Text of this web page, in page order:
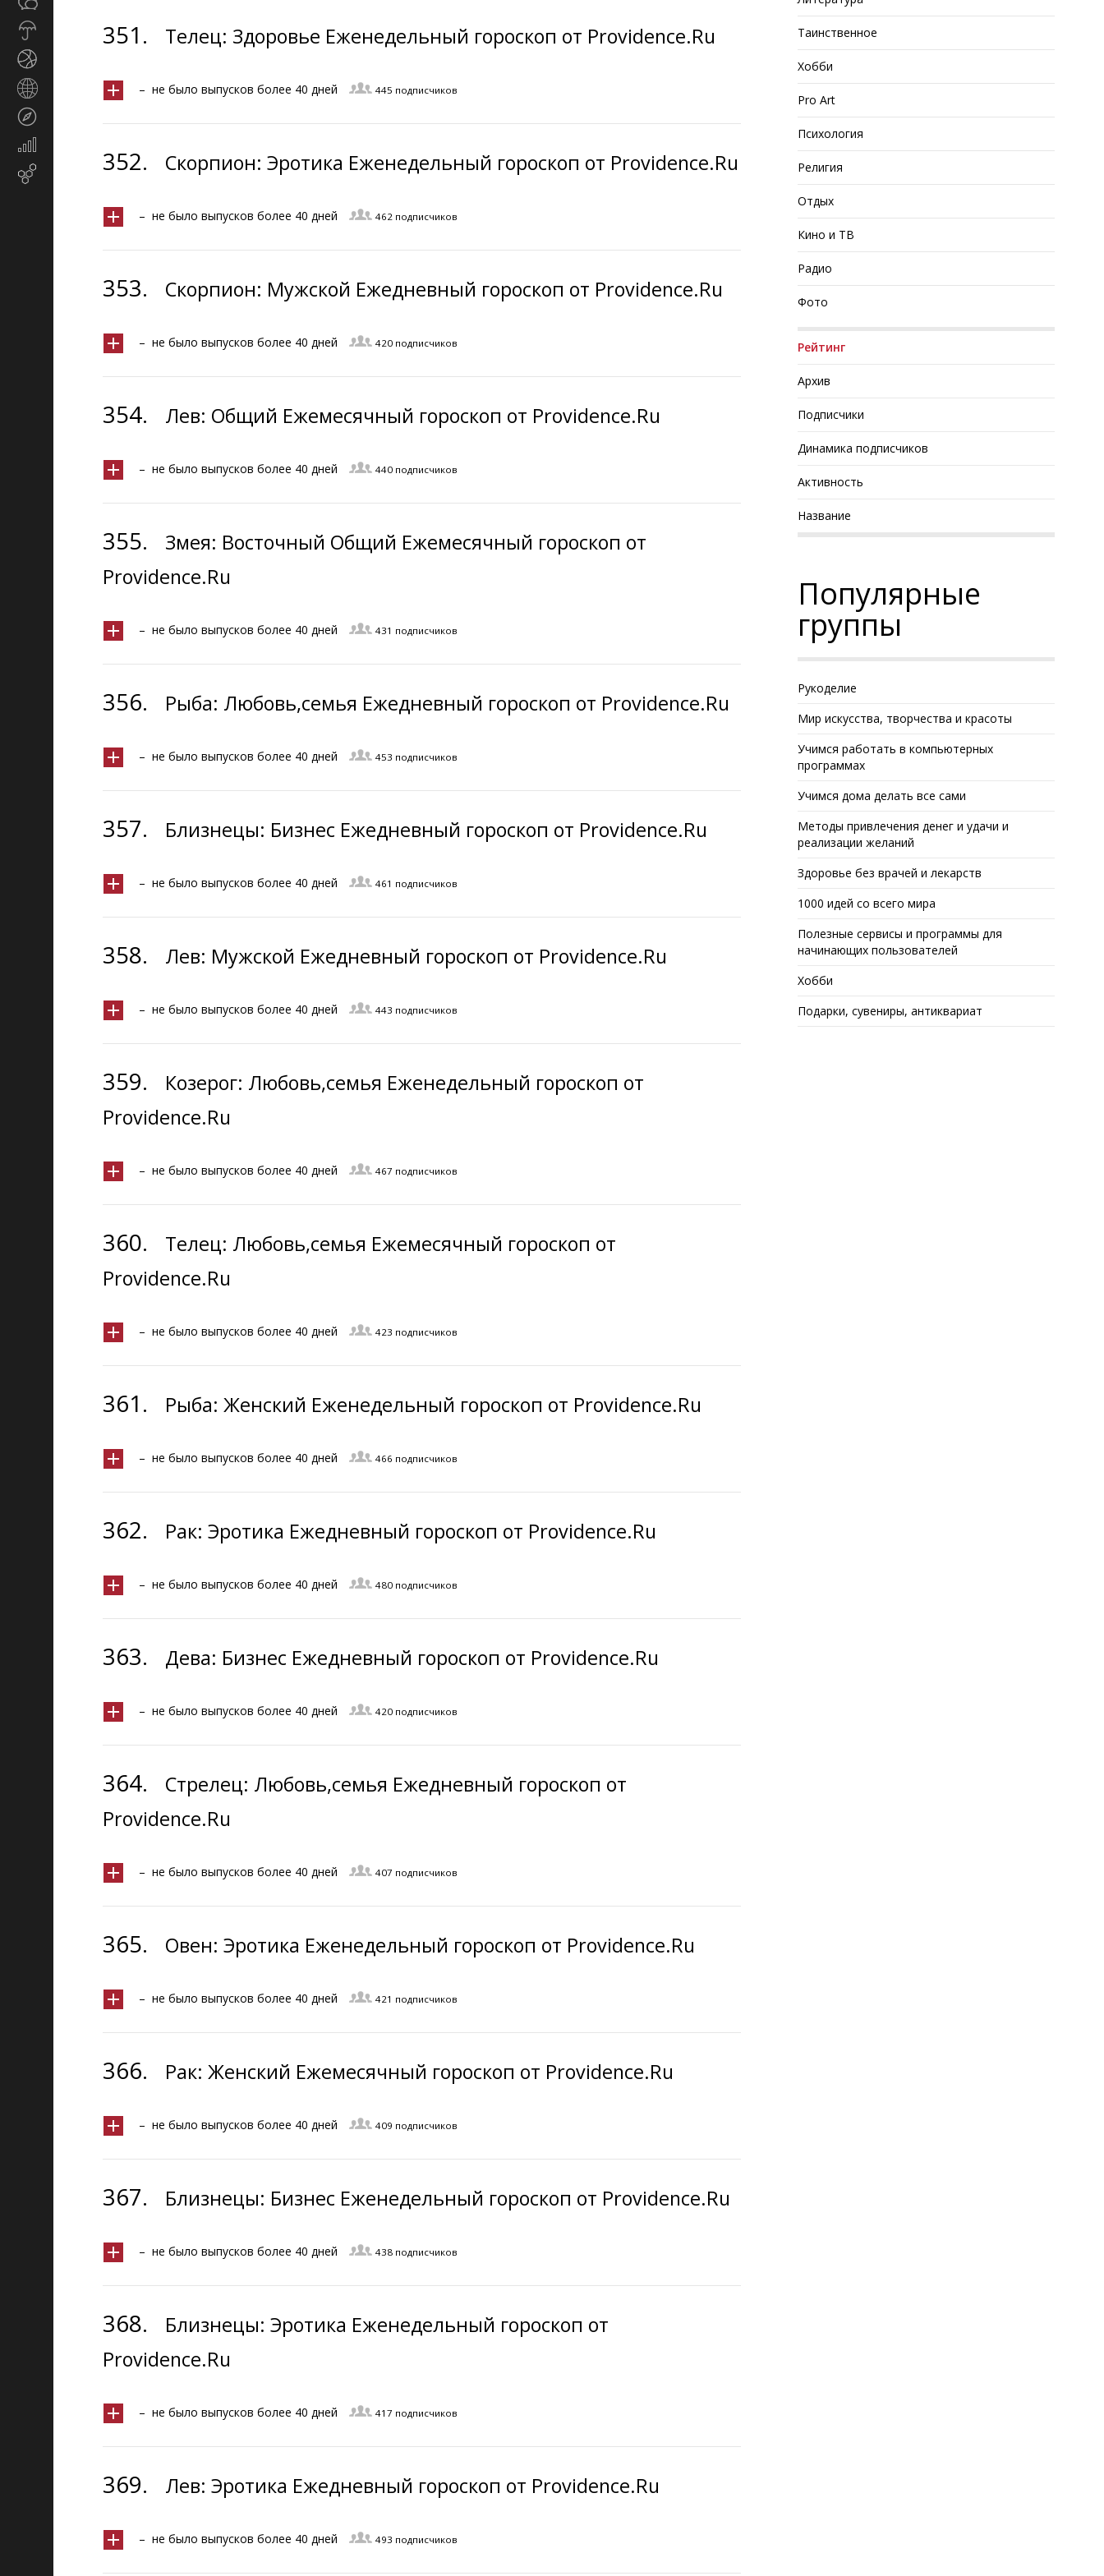
Прогноз
регионы
Email-маркетинг
351. Телец: Здоровье Еженедельный гороскоп от Providence.Ru
– не было выпусков более 40 дней 445 подписчиков
352. Скорпион: Эротика Еженедельный гороскоп от Providence.Ru
– не было выпусков более 40 дней 462 подписчиков
353. Скорпион: Мужской Ежедневный гороскоп от Providence.Ru
– не было выпусков более 40 дней 420 подписчиков
354. Лев: Общий Ежемесячный гороскоп от Providence.Ru
– не было выпусков более 40 дней 440 подписчиков
355.
Змея: Восточный Общий Ежемесячный гороскоп от
Providence.Ru
– не было выпусков более 40 дней 431 подписчиков
356. Рыба: Любовь,семья Ежедневный гороскоп от Providence.Ru
– не было выпусков более 40 дней 453 подписчиков
357. Близнецы: Бизнес Ежедневный гороскоп от Providence.Ru
– не было выпусков более 40 дней 461 подписчиков
358. Лев: Мужской Ежедневный гороскоп от Providence.Ru
– не было выпусков более 40 дней 443 подписчиков
359.
Козерог: Любовь,семья Еженедельный гороскоп от
Providence.Ru
– не было выпусков более 40 дней 467 подписчиков
360.
Телец: Любовь,семья Ежемесячный гороскоп от
Providence.Ru
– не было выпусков более 40 дней 423 подписчиков
361. Рыба: Женский Еженедельный гороскоп от Providence.Ru
– не было выпусков более 40 дней 466 подписчиков
362. Рак: Эротика Ежедневный гороскоп от Providence.Ru
– не было выпусков более 40 дней 480 подписчиков
363. Дева: Бизнес Ежедневный гороскоп от Providence.Ru
– не было выпусков более 40 дней 420 подписчиков
364.
Стрелец: Любовь,семья Ежедневный гороскоп от
Providence.Ru
– не было выпусков более 40 дней 407 подписчиков
365. Овен: Эротика Еженедельный гороскоп от Providence.Ru
– не было выпусков более 40 дней 421 подписчиков
366. Рак: Женский Ежемесячный гороскоп от Providence.Ru
– не было выпусков более 40 дней 409 подписчиков
367. Близнецы: Бизнес Еженедельный гороскоп от Providence.Ru
– не было выпусков более 40 дней 438 подписчиков
368.
Близнецы: Эротика Еженедельный гороскоп от
Providence.Ru
– не было выпусков более 40 дней 417 подписчиков
369. Лев: Эротика Ежедневный гороскоп от Providence.Ru
– не было выпусков более 40 дней 493 подписчиков
Таинственное
Хобби
Pro Art
Психология
Религия
Отдых
Кино и ТВ
Радио
Фото
Рейтинг
Архив
Подписчики
Динамика подписчиков
Активность
Название
Популярные
группы
Рукоделие
Мир искусства, творчества и красоты
Учимся работать в компьютерных
программах
Учимся дома делать все сами
Методы привлечения денег и удачи и
реализации желаний
Здоровье без врачей и лекарств
1000 идей со всего мира
Полезные сервисы и программы для
начинающих пользователей
Хобби
Подарки, сувениры, антиквариат